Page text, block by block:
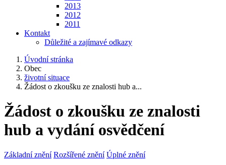
2013
2012
2011
Kontakt
Důležité a zajímavé odkazy
Úvodní stránka
Obec
životní situace
Žádost o zkoušku ze znalosti hub a...
Žádost o zkoušku ze znalosti
hub a vydání osvědčení
Základní znění Rozšířené znění Úplné znění